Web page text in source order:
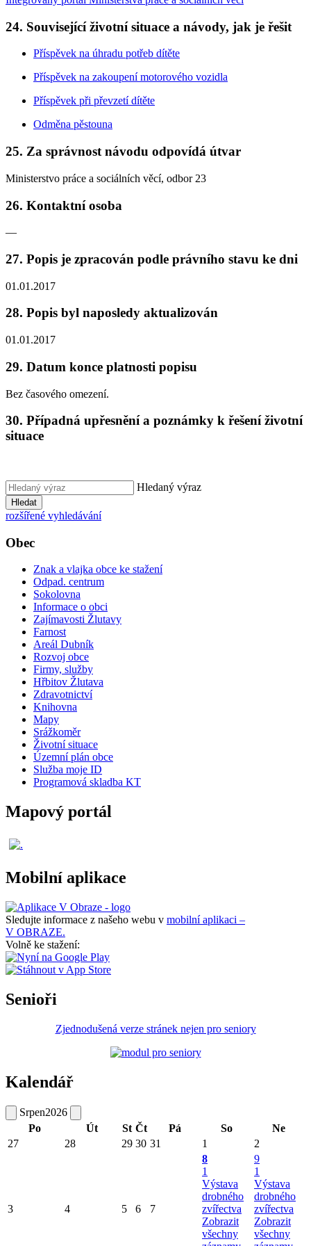
24. Související životní situace a návody, jak je řešit
Příspěvek na úhradu potřeb dítěte
Příspěvek na zakoupení motorového vozidla
Příspěvek při převzetí dítěte
Odměna pěstouna
25. Za správnost návodu odpovídá útvar
Ministerstvo práce a sociálních věcí, odbor 23
26. Kontaktní osoba
—
27. Popis je zpracován podle právního stavu ke dni
01.01.2017
28. Popis byl naposledy aktualizován
01.01.2017
29. Datum konce platnosti popisu
Bez časového omezení.
30. Případná upřesnění a poznámky k řešení životní
situace
Hledaný výraz
Hledat
rozšířené vyhledávání
Obec
Znak a vlajka obce ke stažení
Odpad. centrum
Sokolovna
Informace o obci
Zajímavosti Žlutavy
Farnost
Areál Dubník
Rozvoj obce
Firmy, služby
Hřbitov Žlutava
Zdravotnictví
Knihovna
Mapy
Srážkoměr
Životní situace
Územní plán obce
Služba moje ID
Programová skladba KT
Mapový portál
Mobilní aplikace
Sledujte informace z našeho webu v mobilní aplikaci –
V OBRAZE.
Volně ke stažení:
Senioři
Zjednodušená verze stránek nejen pro seniory
Kalendář
Srpen2026
Po
Út St Čt Pá So
Ne
27
28 29 30 31 1 2
3 4 5 6 7
8
1
Výstava
drobného
zvířectva
Zobrazit
všechny
9
1
Výstava
drobného
zvířectva
Zobrazit
všechny